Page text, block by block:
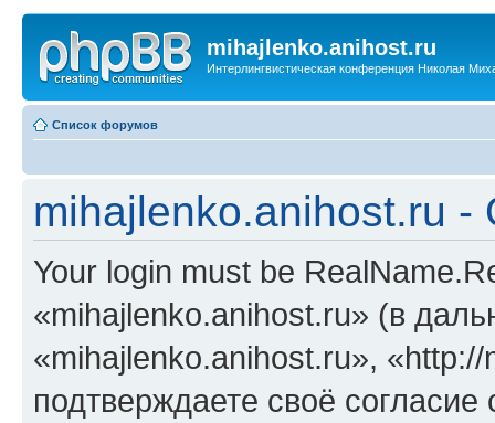
mihajlenko.anihost.ru
Интерлингвистическая конференция Николая
Список форумов
mihajlenko.anihost.ru
Your login must be
«mihajlenko.anihost.ru» (в
«mihajlenko.anihost.ru»,
подтверждаете своё